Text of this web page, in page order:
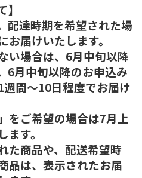
配達時期を希望された場
届けいたします。
い場合は、6月中旬以降
6月中旬以降のお申込み
間～10日程度でお届け
をご希望の場合は7月上
す。
た商品や、配送希望時
品は、表示されたお届